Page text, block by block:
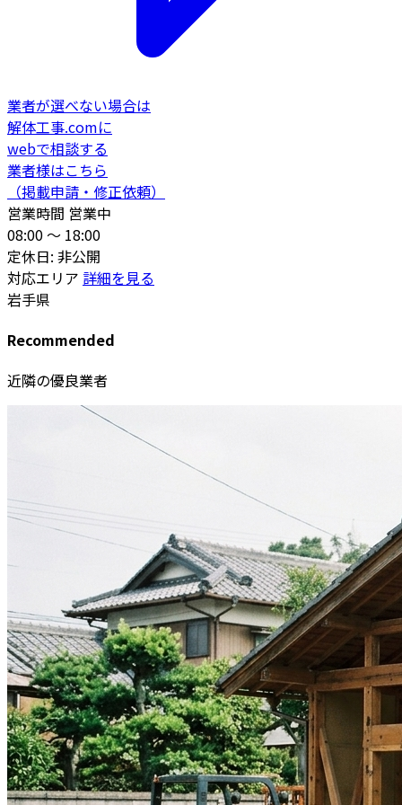
業者が選べない場合は
解体工事.comに
webで相談する
業者様はこちら
（掲載申請・修正依頼）
営業時間 営業中
08:00 〜 18:00
定休日: 非公開
対応エリア 詳細を見る
岩手県
Recommended
近隣の優良業者